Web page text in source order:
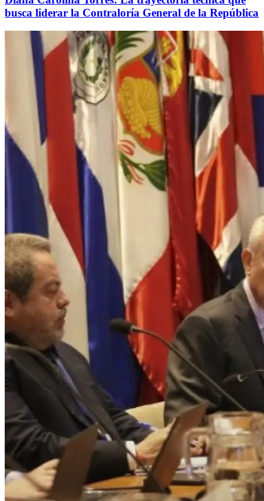
busca liderar la Contraloría General de la República